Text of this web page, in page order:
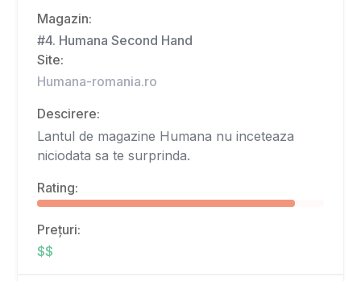
Magazin:
#4. Humana Second Hand
Site:
Humana-romania.ro
Descirere:
Lantul de magazine Humana nu inceteaza
niciodata sa te surprinda.
Rating:
Prețuri:
$$